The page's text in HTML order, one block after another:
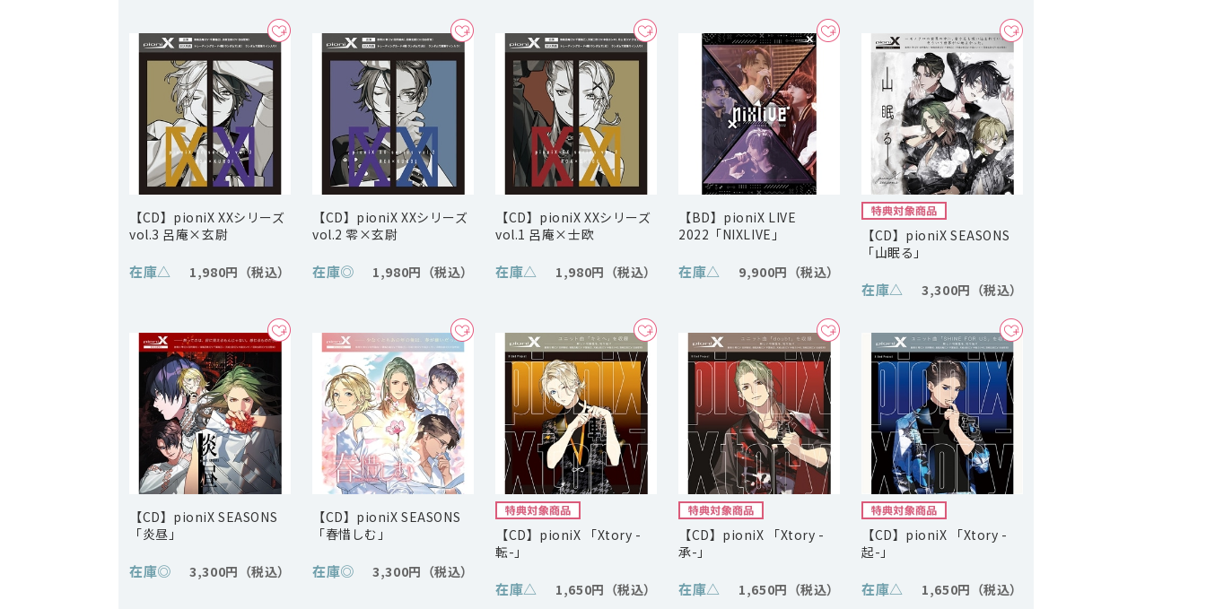
【CD】pioniX XXシリーズ
vol.3 呂庵×玄尉
在庫△ 1,980円
【CD】pioniX XXシリーズ
vol.2 零×玄尉
在庫◎ 1,980円
【CD】pioniX XXシリーズ
vol.1 呂庵×士欧
在庫△ 1,980円
【BD】pioniX LIVE
2022「NIXLIVE」
在庫△ 9,900円
【CD】pioniX SEASONS
「山眠る」
在庫△ 3,300円
【CD】pioniX SEASONS
「炎昼」
在庫◎ 3,300円
【CD】pioniX SEASONS
「春惜しむ」
在庫◎ 3,300円
【CD】pioniX 「Xtory -
転-」
在庫△ 1,650円
【CD】pioniX 「Xtory -
承-」
在庫△ 1,650円
【CD】pioniX 「Xtory -
起-」
在庫△ 1,650円